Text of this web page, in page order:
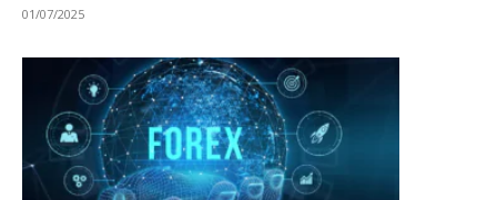
01/07/2025